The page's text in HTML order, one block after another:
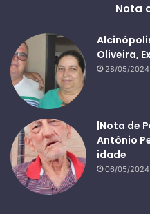
Nota
Oliveira,
28/05/2024
|Nota de
Antônio
idade
06/05/2024